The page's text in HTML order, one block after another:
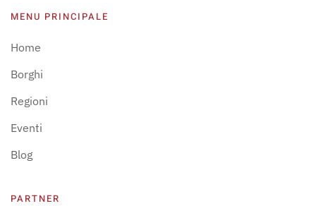
MENU PRINCIPALE
Home
Borghi
Regioni
Eventi
Blog
PARTNER